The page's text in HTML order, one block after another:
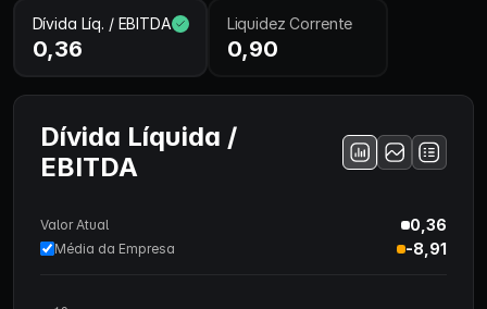
Dívida Líq. / EBITDA
0,36
Liquidez Corrente
0,90
Dívida Líquida /
EBITDA
Valor Atual 0,36
Média da Empresa -8,91